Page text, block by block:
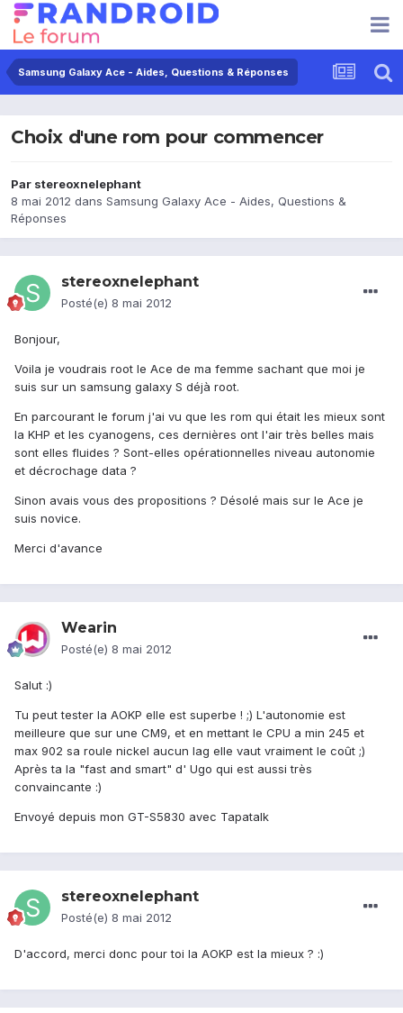
Samsung Galaxy Ace - Aides, Questions & Réponses
Choix d'une rom pour commencer
Par stereoxnelephant
8 mai 2012 dans Samsung Galaxy Ace - Aides, Questions &
Réponses
stereoxnelephant
Posté(e) 8 mai 2012
Bonjour,
Voila je voudrais root le Ace de ma femme sachant que moi je
suis sur un samsung galaxy S déjà root.
En parcourant le forum j'ai vu que les rom qui était les mieux sont
la KHP et les cyanogens, ces dernières ont l'air très belles mais
sont elles fluides ? Sont-elles opérationnelles niveau autonomie
et décrochage data ?
Sinon avais vous des propositions ? Désolé mais sur le Ace je
suis novice.
Merci d'avance
Wearin
Posté(e) 8 mai 2012
Salut :)
Tu peut tester la AOKP elle est superbe ! ;) L'autonomie est
meilleure que sur une CM9, et en mettant le CPU a min 245 et
max 902 sa roule nickel aucun lag elle vaut vraiment le coût ;)
Après ta la "fast and smart" d' Ugo qui est aussi très
convaincante :)
Envoyé depuis mon GT-S5830 avec Tapatalk
stereoxnelephant
Posté(e) 8 mai 2012
D'accord, merci donc pour toi la AOKP est la mieux ? :)